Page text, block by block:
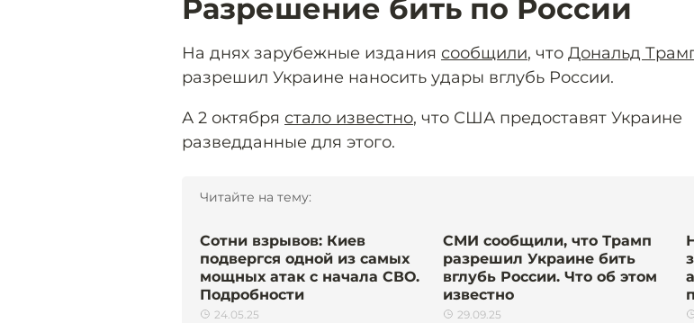
Разрешение бить по России
На днях зарубежные издания сообщили, что Дональд
разрешил Украине наносить удары вглубь России.
А 2 октября стало известно, что США предоставят Украине
разведданные для этого.
Читайте на тему:
Сотни взрывов: Киев
подвергся одной из самых
мощных атак с начала СВО.
Подробности
24.05.25
СМИ сообщили, что Трамп
разрешил Украине бить
вглубь России. Что об этом
известно
29.09.25